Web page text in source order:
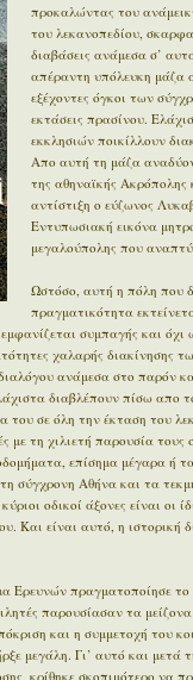
προκαλώντας του
του λεκανοπεδίου,
διαβάσεις ανάμεσα σ’
απέραντη υπόλευκη μάζα
εξέχοντες όγκοι των
εκτάσεις πρασίνου.
εκκλησιών ποικίλλουν
Απο αυτή τη μάζα
της αθηναϊκής
αντίστιξη ο εύζωνος
Εντυπωσιακή εικόνα
μεγαλούπολης που
Ωστόσο, αυτή η πόλη που
πραγματικότητα
συμπαγής και
χαλαρής διακίνησης
ανάμεσα στο παρόν
διαβλέπουν πίσω
σε όλη την έκταση του
με τη χιλιετή παρουσία
επίσημα μέγαρα ή
σύγχρονη Αθήνα και τα
οδικοί άξονες είναι οι
Και είναι αυτό, η
Ερευνών πραγματοποίησε
παρουσίασαν τα
και η συμμετοχή του
μεγάλη. Γι’ αυτό και μετά
κρίθηκε σκοπιμότερο να